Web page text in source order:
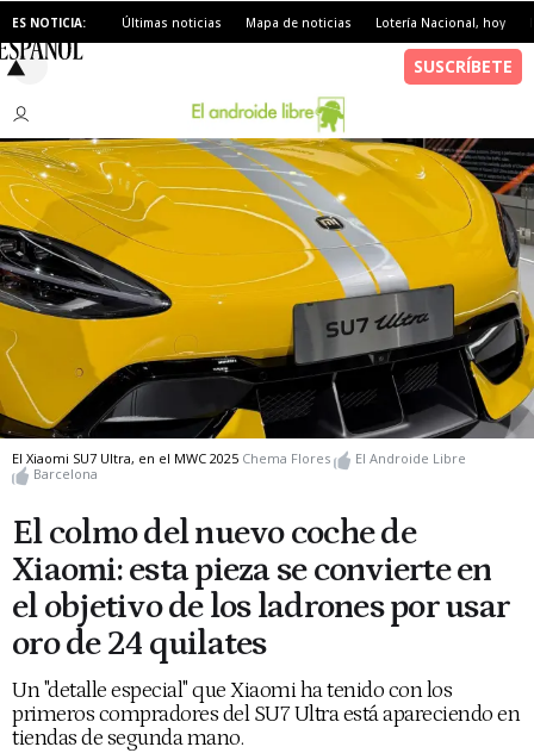
ES NOTICIA: Últimas noticias Mapa de noticias Lotería Nacional, hoy
El Xiaomi SU7 Ultra, en el MWC 2025 Chema Flores
El Androide Libre
Barcelona
El colmo del nuevo coche de
Xiaomi: esta pieza se convierte en
el objetivo de los ladrones por usar
oro de 24 quilates
Un "detalle especial" que Xiaomi ha tenido con los
primeros compradores del SU7 Ultra está apareciendo en
tiendas de segunda mano.